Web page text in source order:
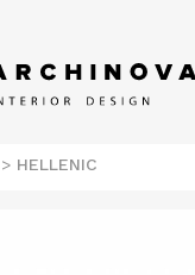
Meble nowoczesne.
> HELLENIC